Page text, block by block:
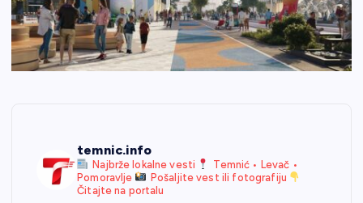
temnic.info
Najbrže lokalne vesti
Temnić • Levač •
Pomoravlje
Pošaljite vest ili fotografiju
Čitajte na portalu